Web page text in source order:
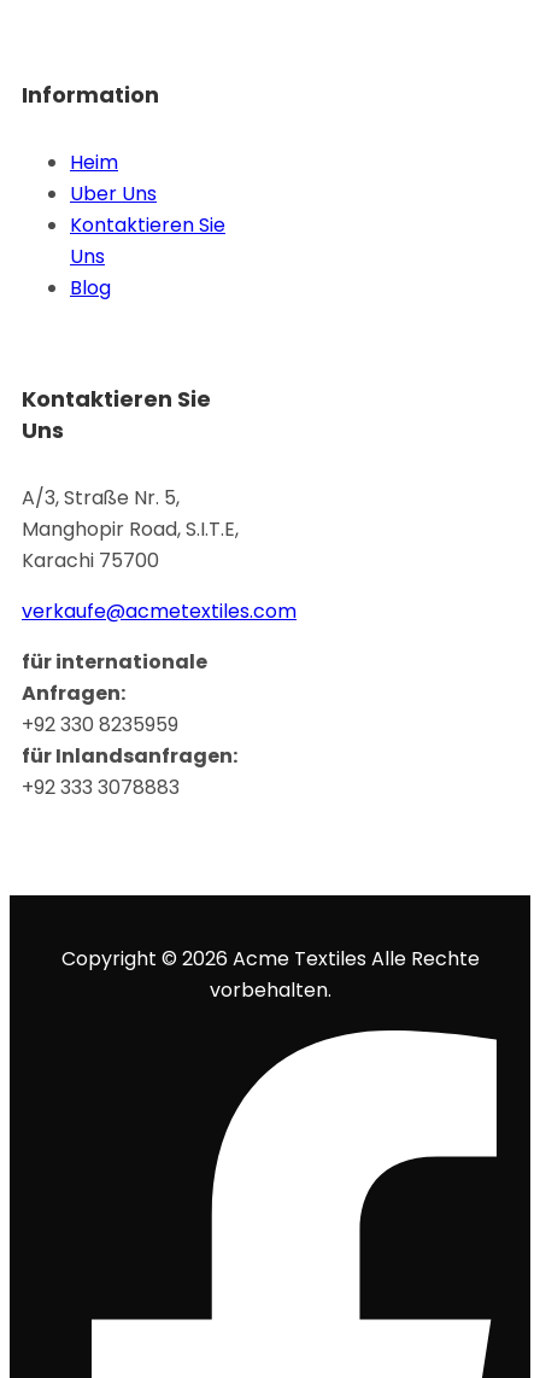
Information
Heim
Uber Uns
Kontaktieren Sie
Uns
Blog
Kontaktieren Sie
Uns
A/3, Straße Nr. 5,
Manghopir Road, S.I.T.E,
Karachi 75700
verkaufe@acmetextiles.com
für internationale
Anfragen:
+92 330 8235959
für Inlandsanfragen:
+92 333 3078883
Copyright © 2026 Acme Textiles Alle Rechte
vorbehalten.